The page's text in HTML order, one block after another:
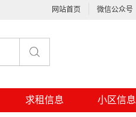
网站首页 微信公众号
求租信息 小区信息